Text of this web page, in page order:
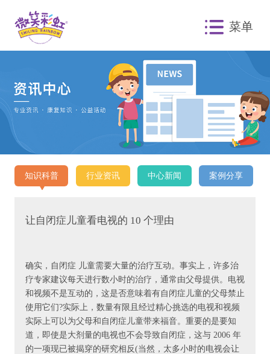
菜单
知识科普 行业资讯 中心新闻 案例分享
让自闭症儿童看电视的 10 个理由
确实，自闭症 儿童需要大量的治疗互动。事实上，许多治
疗专家建议每天进行数小时的治疗，通常由父母提供。电视
和视频不是互动的，这是否意味着有自闭症儿童的父母禁止
使用它们?实际上，数量有限且经过精心挑选的电视和视频
实际上可以为父母和自闭症儿童带来福音。重要的是要知
道，即使是大剂量的电视也不会导致自闭症，这与 2006 年
的一项现已被揭穿的研究相反(当然，太多小时的电视会让